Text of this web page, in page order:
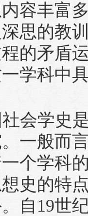
容丰富
思的教
的矛盾
学科中
会学史
一般而
个学科
史的特
自19世